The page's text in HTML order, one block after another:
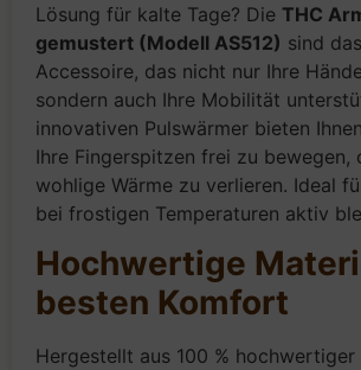
Lösung für kalte Tage? Die THC
gemustert (Modell AS512) sind
Accessoire, das nicht nur Ihre
sondern auch Ihre Mobilität
innovativen Pulswärmer bieten
Ihre Fingerspitzen frei zu bewegen,
wohlige Wärme zu verlieren. Ideal
bei frostigen Temperaturen aktiv
Hochwertige
besten Komfort
Hergestellt aus 100 % hochwertiger